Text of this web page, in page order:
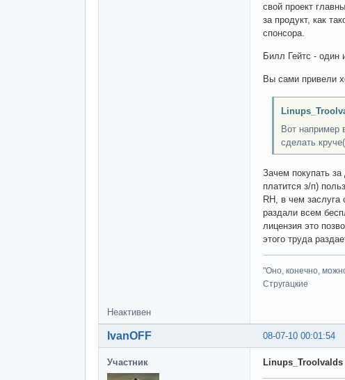
свой проект
за продукт, как
спонсора.
Билл Гейтс - один
Вы сами привели
Вот например
сделать
Зачем покупать
платится з/п)
RH, в чем
раздали всем
лицензия это
этого труда
"Оно, конечно,
Стругацкие
Неактивен
08-07-10 00:01:54
IvanOFF
Участник Linups_Troolvalds